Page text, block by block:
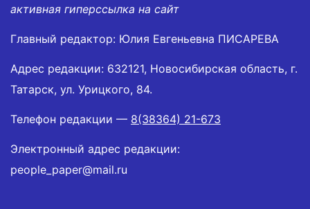
активная гиперссылка на сайт
Главный редактор: Юлия Евгеньевна ПИСАРЕВА
Адрес редакции: 632121, Новосибирская область, г.
Татарск, ул. Урицкого, 84.
Телефон редакции — 8(38364) 21-673
Электронный адрес редакции:
people_paper@mail.ru